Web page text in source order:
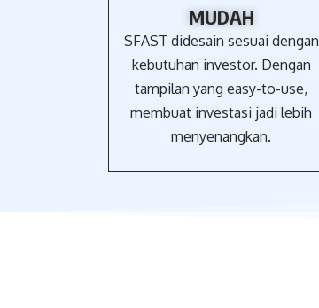
MUDAH
SFAST didesain sesuai dengan
kebutuhan investor. Dengan
tampilan yang easy-to-use,
membuat investasi jadi lebih
menyenangkan.